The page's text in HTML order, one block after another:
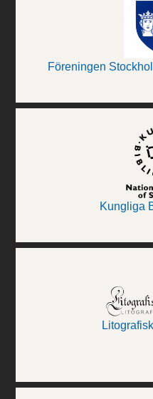
Föreningen
Kungliga